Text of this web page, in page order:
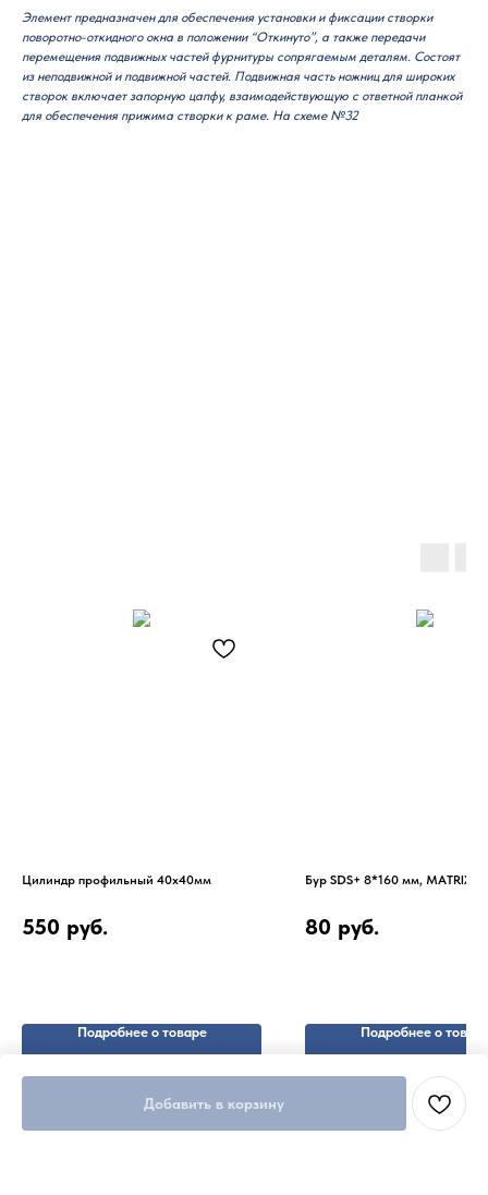
Добавить в корзину
Элемент предназначен для обеспечения установки и фиксации створки
поворотно-откидного окна в положении “Откинуто”, а также передачи
перемещения подвижных частей фурнитуры сопрягаемым деталям. Состоят
из неподвижной и подвижной частей. Подвижная часть ножниц для широких
створок включает запорную цапфу, взаимодействующую с ответной планкой
для обеспечения прижима створки к раме. На схеме №32
Цилиндр профильный 40х40мм
550 руб.
Подробнее о товаре
Добавить в корзину
Бур SDS+ 8*160 мм, MATRIX
80 руб.
Подробнее о
Добавить в корзину